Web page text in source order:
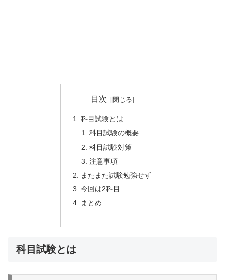
目次
科目試験とは
科目試験の概要
科目試験対策
注意事項
またまた試験勉強せず
今回は2科目
まとめ
科目試験とは